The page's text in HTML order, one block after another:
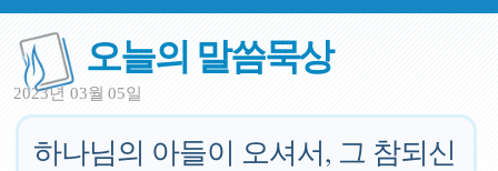
오늘의 말씀묵상
2023년 03월 05일
하나님의 아들이 오셔서, 그 참되신